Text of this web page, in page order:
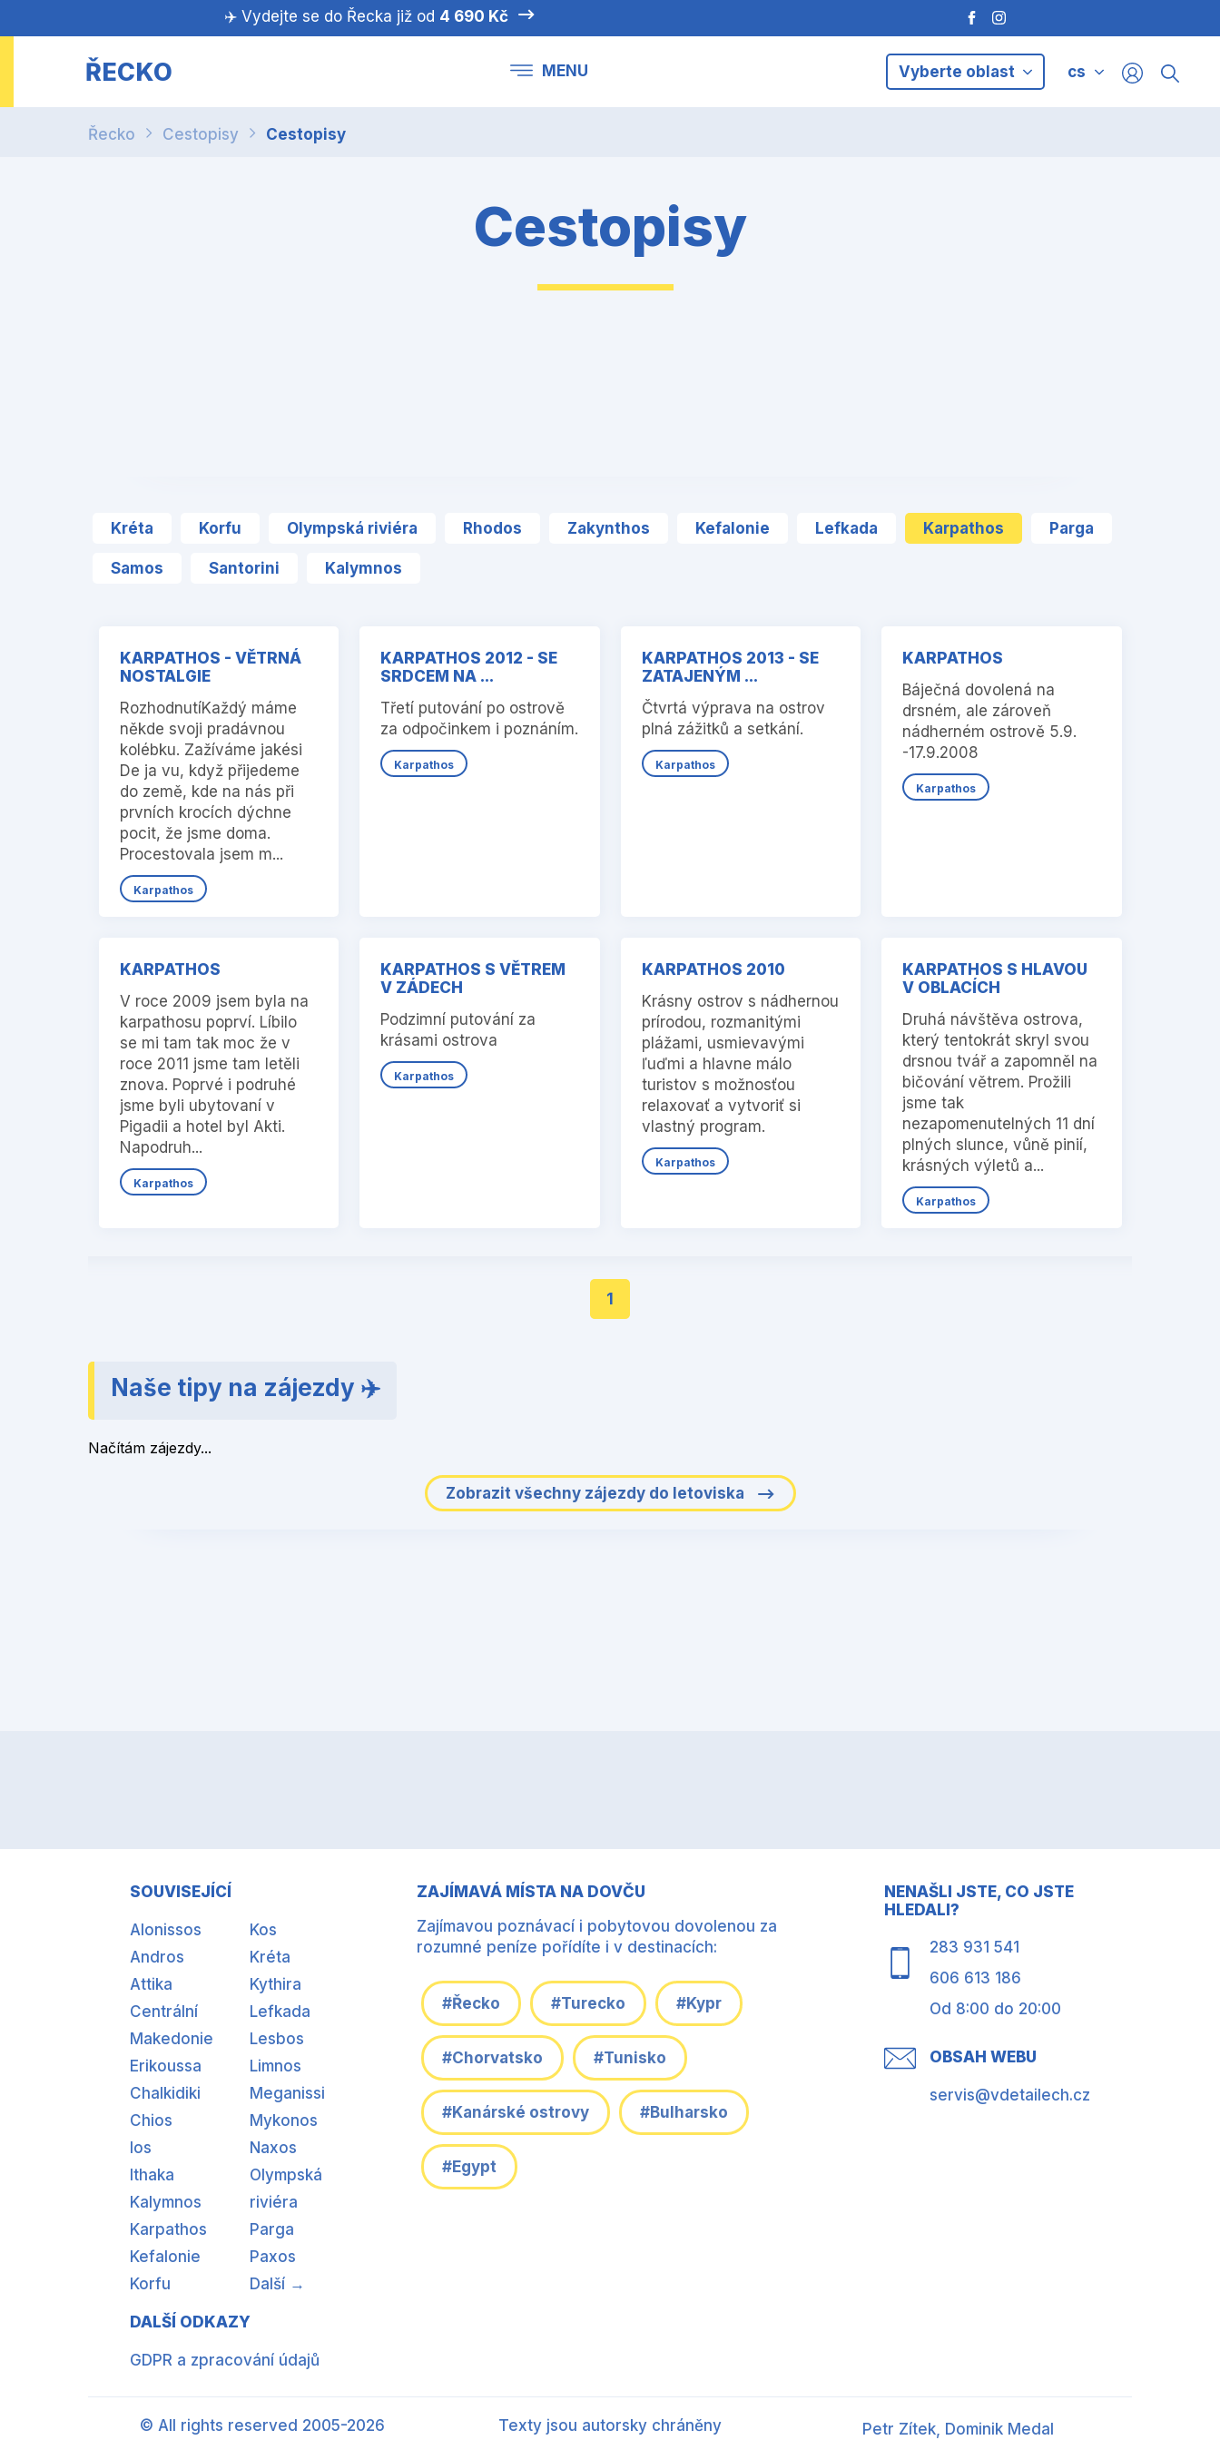
✈️ Vydejte se do Řecka již od 4 690 Kč
ŘECKO MENU Vyberte oblast cs
Řecko Cestopisy Cestopisy
Cestopisy
Kréta Korfu Olympská riviéra Rhodos Zakynthos Kefalonie Lefkada Karpathos Parga
Samos Santorini Kalymnos
KARPATHOS - VĚTRNÁ
NOSTALGIE
RozhodnutíKaždý máme
někde svoji pradávnou
kolébku. Zažíváme jakési
De ja vu, když přijedeme
do země, kde na nás při
prvních krocích dýchne
pocit, že jsme doma.
Procestovala jsem m...
Karpathos
KARPATHOS 2012 - SE
SRDCEM NA ...
Třetí putování po ostrově
za odpočinkem i poznáním.
Karpathos
KARPATHOS 2013 - SE
ZATAJENÝM ...
Čtvrtá výprava na ostrov
plná zážitků a setkání.
Karpathos
KARPATHOS
Báječná dovolená na
drsném, ale zároveň
nádherném ostrově 5.9.
-17.9.2008
Karpathos
KARPATHOS
V roce 2009 jsem byla na
karpathosu poprví. Líbilo
se mi tam tak moc že v
roce 2011 jsme tam letěli
znova. Poprvé i podruhé
jsme byli ubytovaní v
Pigadii a hotel byl Akti.
Napodruh...
Karpathos
KARPATHOS S VĚTREM
V ZÁDECH
Podzimní putování za
krásami ostrova
Karpathos
KARPATHOS 2010
Krásny ostrov s nádhernou
prírodou, rozmanitými
plážami, usmievavými
ľuďmi a hlavne málo
turistov s možnosťou
relaxovať a vytvoriť si
vlastný program.
Karpathos
KARPATHOS S HLAVOU
V OBLACÍCH
Druhá návštěva ostrova,
který tentokrát skryl svou
drsnou tvář a zapomněl na
bičování větrem. Prožili
jsme tak
nezapomenutelných 11 dní
plných slunce, vůně pinií,
krásných výletů a...
Karpathos
1
Naše tipy na zájezdy ✈️
Načítám zájezdy...
Zobrazit všechny zájezdy do letoviska
SOUVISEJÍCÍ
Alonissos
Andros
Attika
Centrální
Makedonie
Erikoussa
Chalkidiki
Chios
Ios
Ithaka
Kalymnos
Karpathos
Kefalonie
Korfu
Kos
Kréta
Kythira
Lefkada
Lesbos
Limnos
Meganissi
Mykonos
Naxos
Olympská
riviéra
Parga
Paxos
Další →
DALŠÍ ODKAZY
GDPR a zpracování údajů
ZAJÍMAVÁ MÍSTA NA DOVČU
Zajímavou poznávací i pobytovou dovolenou za
rozumné peníze pořídíte i v destinacích:
#Řecko #Turecko #Kypr
#Chorvatsko #Tunisko
#Kanárské ostrovy #Bulharsko
#Egypt
NENAŠLI JSTE, CO JSTE
HLEDALI?
283 931 541
606 613 186
Od 8:00 do 20:00
OBSAH WEBU
servis@vdetailech.cz
© All rights reserved 2005-2026 Texty jsou autorsky chráněny Petr Zítek, Dominik Medal